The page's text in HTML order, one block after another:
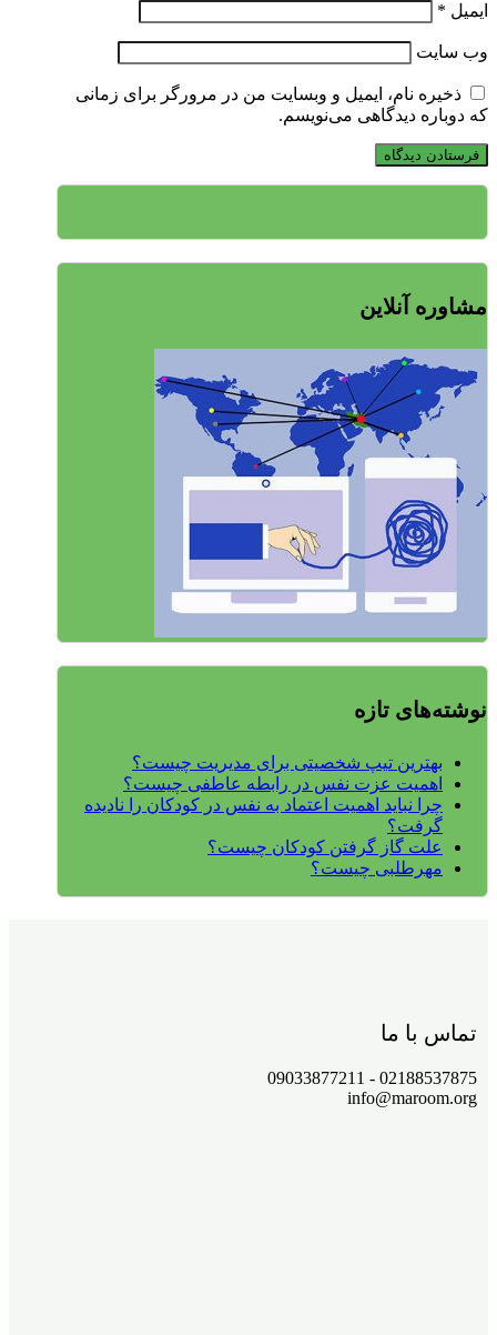
ایمیل *
وب‌ سایت
ذخیره نام، ایمیل و وبسایت من در مرورگر برای زمانی
که دوباره دیدگاهی می‌نویسم.
مشاوره آنلاین
نوشته‌های تازه
بهترین تیپ شخصیتی برای مدیریت چیست؟
اهمیت عزت نفس در رابطه عاطفی چیست؟
چرا نباید اهمیت اعتماد به نفس در کودکان را نادیده
گرفت؟
علت گاز گرفتن کودکان چیست؟
مهرطلبی چیست؟
تماس با ما
02188537875 - 09033877211
info@maroom.org